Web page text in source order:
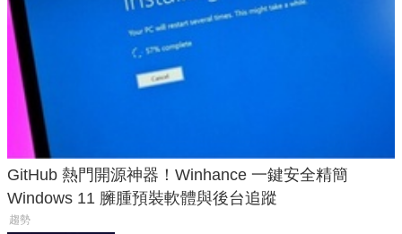
GitHub 熱門開源神器！Winhance 一鍵安全精簡
Windows 11 臃腫預裝軟體與後台追蹤
趨勢